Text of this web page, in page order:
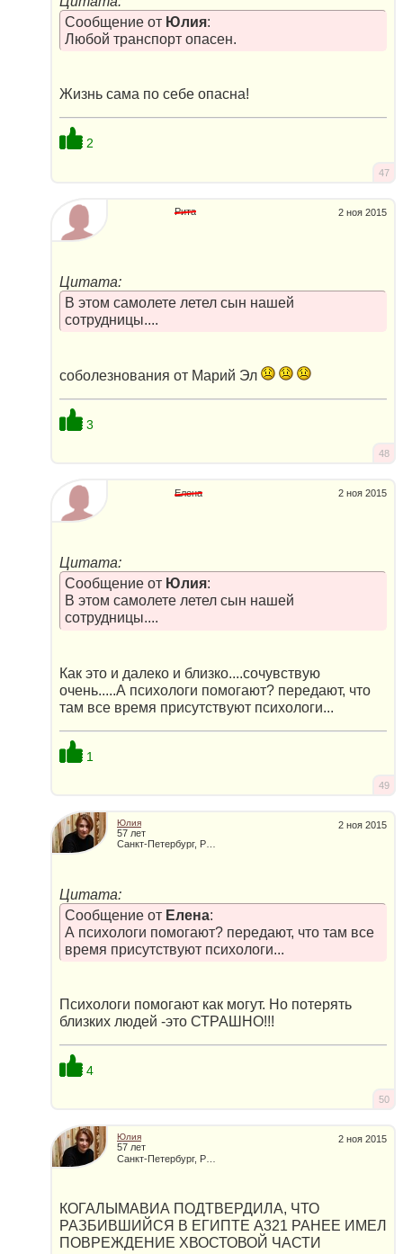
Сообщение от Юлия:
Любой транспорт опасен.
Жизнь сама по себе опасна!
2
47
2 ноя 2015
Рита
Цитата:
В этом самолете летел сын нашей
сотрудницы....
соболезнования от Марий Эл
3
48
2 ноя 2015
Елена
Цитата:
Сообщение от Юлия:
В этом самолете летел сын нашей
сотрудницы....
Как это и далеко и близко....сочувствую
очень.....А психологи помогают? передают, что
там все время присутствуют психологи...
1
49
2 ноя 2015
Юлия
57 лет
Цитата:
Сообщение от Елена:
А психологи помогают? передают, что там все
время присутствуют психологи...
Психологи помогают как могут. Но потерять
близких людей -это СТРАШНО!!!
4
50
2 ноя 2015
Юлия
57 лет
КОГАЛЫМАВИА ПОДТВЕРДИЛА, ЧТО
РАЗБИВШИЙСЯ В ЕГИПТЕ А321 РАНЕЕ ИМЕЛ
ПОВРЕЖДЕНИЕ ХВОСТОВОЙ ЧАСТИ